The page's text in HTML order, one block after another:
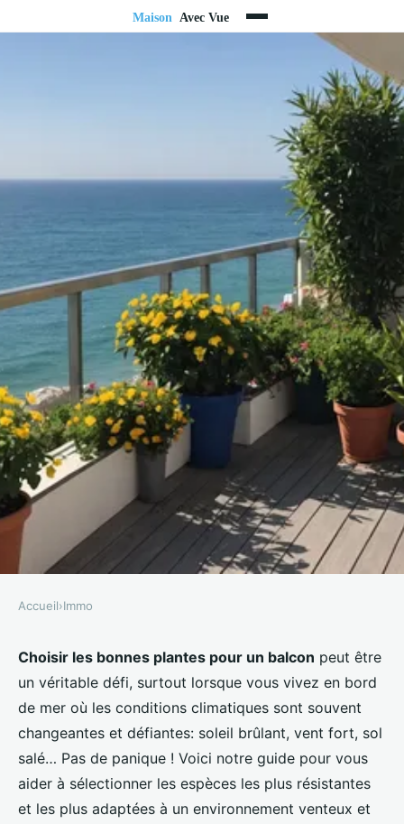
Quelles plantes privilégier pour
un balcon exposé au vent en
bord de mer?
Lisa•7 octobre 2024•5 min de lecture
Accueil›Immo
Choisir les bonnes plantes pour un balcon peut être
un véritable défi, surtout lorsque vous vivez en bord
de mer où les conditions climatiques sont souvent
changeantes et défiantes: soleil brûlant, vent fort, sol
salé… Pas de panique ! Voici notre guide pour vous
aider à sélectionner les espèces les plus résistantes
et les plus adaptées à un environnement venteux et